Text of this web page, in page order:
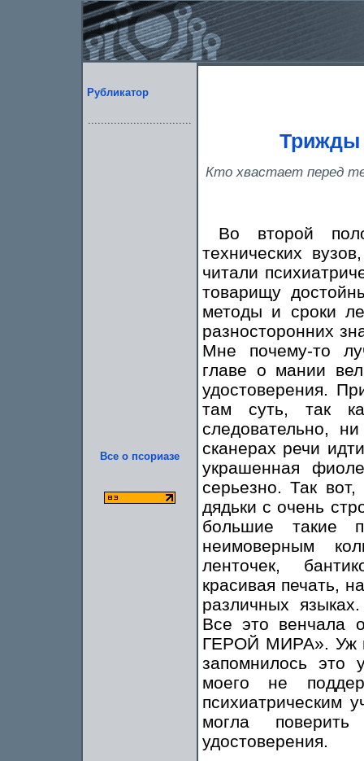
Рубликатор
Все о псориазе
Трижды
Кто хвастает перед
Во второй
технических
читали
товарищу
методы и сроки
разносторонних
Мне почему-то
главе о мании
удостоверения.
там суть, так
следовательно,
сканерах речи
украшенная
серьезно. Так
дядьки с очень
большие такие
неимоверным
ленточек,
красивая печать,
различных
Все это венчала
ГЕРОЙ МИРА». Уж
запомнилось это
моего не
психиатрическим
могла
удостоверения.